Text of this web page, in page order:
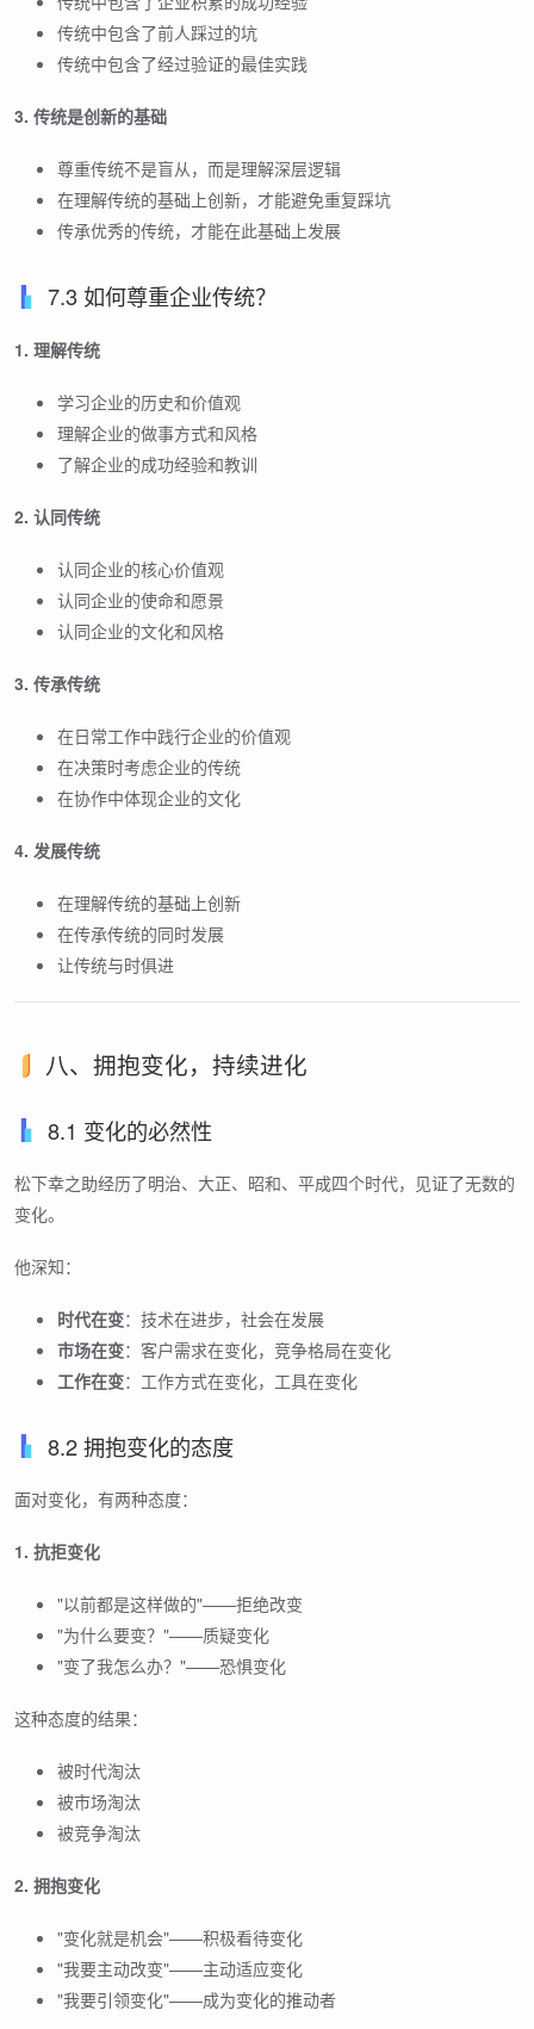
传统中包含了前人踩过的坑
传统中包含了经过验证的最佳实践
3. 传统是创新的基础
尊重传统不是盲从，而是理解深层逻辑
在理解传统的基础上创新，才能避免重复踩坑
传承优秀的传统，才能在此基础上发展
7.3 如何尊重企业传统？
1. 理解传统
学习企业的历史和价值观
理解企业的做事方式和风格
了解企业的成功经验和教训
2. 认同传统
认同企业的核心价值观
认同企业的使命和愿景
认同企业的文化和风格
3. 传承传统
在日常工作中践行企业的价值观
在决策时考虑企业的传统
在协作中体现企业的文化
4. 发展传统
在理解传统的基础上创新
在传承传统的同时发展
让传统与时俱进
八、拥抱变化，持续进化
8.1 变化的必然性
松下幸之助经历了明治、大正、昭和、平成四个时代，见证了无数的
变化。
他深知：
时代在变：技术在进步，社会在发展
市场在变：客户需求在变化，竞争格局在变化
工作在变：工作方式在变化，工具在变化
8.2 拥抱变化的态度
面对变化，有两种态度：
1. 抗拒变化
"以前都是这样做的"——拒绝改变
"为什么要变？"——质疑变化
"变了我怎么办？"——恐惧变化
这种态度的结果：
被时代淘汰
被市场淘汰
被竞争淘汰
2. 拥抱变化
"变化就是机会"——积极看待变化
"我要主动改变"——主动适应变化
"我要引领变化"——成为变化的推动者